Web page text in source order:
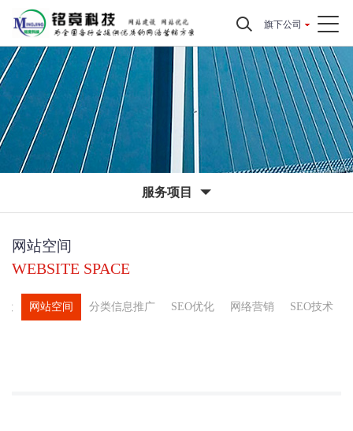
旗下公司
服务项目
网站空间
WEBSITE SPACE
网站空间 分类信息推广 SEO优化 网络营销 SEO技术